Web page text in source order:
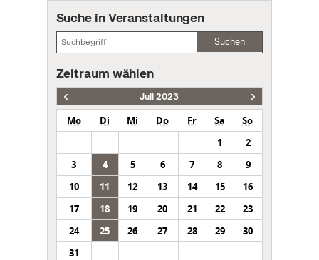
Suche in Veranstaltungen
Suchen
Zeitraum wählen
Juli 2023
Mo Di Mi Do Fr Sa
So
1
2
3
4 5 6 7 8
9
10
11 12 13 14 15
16
17
18 19 20 21 22
23
24
25 26 27 28 29
30
31